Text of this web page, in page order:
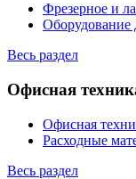
Фрезерное и
Оборудование
Весь раздел
Офисная
Офисная
Расходные
Весь раздел